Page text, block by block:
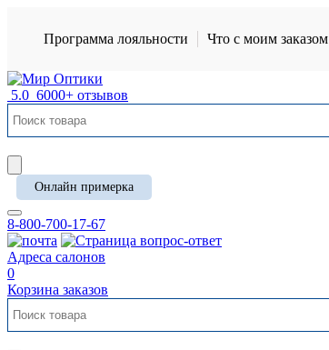
Программа лояльности Что с моим заказом
5.0 6000+ отзывов
Онлайн примерка
8-800-700-17-67
Адреса салонов
0
Корзина заказов